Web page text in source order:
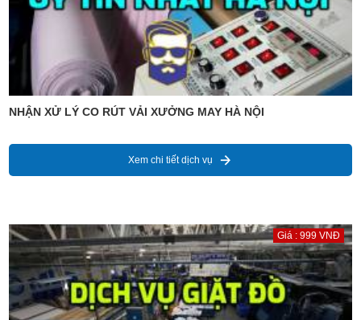
NHẬN XỬ LÝ CO RÚT VẢI XƯỞNG MAY HÀ NỘI
Xem chi tiết dịch vụ
Giá : 999 VNĐ